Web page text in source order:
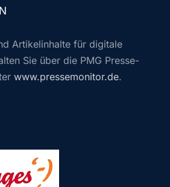
Artikelinhalte für digitale
Sie über die PMG Presse-
www.pressemonitor.de.